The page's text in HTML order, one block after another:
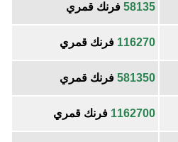
58135 فرنك قمري
116270 فرنك قمري
581350 فرنك قمري
1162700 فرنك قمري